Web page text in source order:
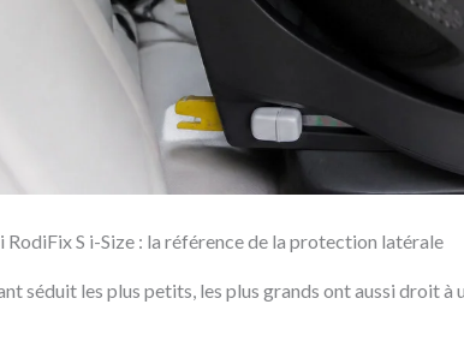
S i-Size : la référence de la protection latérale
séduit les plus petits, les plus grands ont aussi droit à